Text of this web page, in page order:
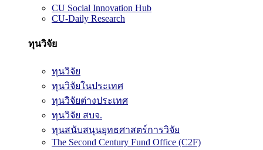
CU Social Innovation Hub
CU-Daily Research
ทุนวิจัย
ทุนวิจัย
ทุนวิจัยในประเทศ
ทุนวิจัยต่างประเทศ
ทุนวิจัย สบจ.
ทุนสนับสนุนยุทธศาสตร์การวิจัย
The Second Century Fund Office (C2F)